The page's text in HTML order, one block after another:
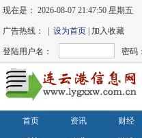
现在是：2026-08-07 21:47:51 星期五
广告热线： |设为首页 | 加入收藏
登陆用户名： 密码：
首页 资讯 财经